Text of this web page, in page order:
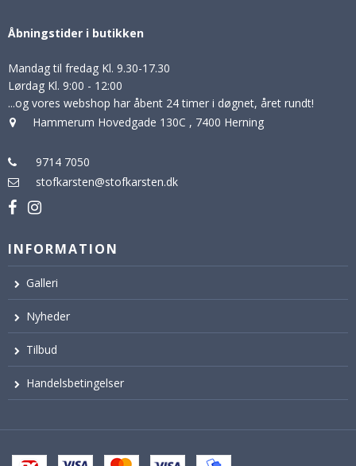
Åbningstider i butikken
Mandag til fredag Kl. 9.30-17.30
Lørdag Kl. 9:00 - 12:00
...og vores webshop har åbent 24 timer i døgnet, året rundt!
Hammerum Hovedgade 130C , 7400 Herning
9714 7050
stofkarsten@stofkarsten.dk
INFORMATION
Galleri
Nyheder
Tilbud
Handelsbetingelser